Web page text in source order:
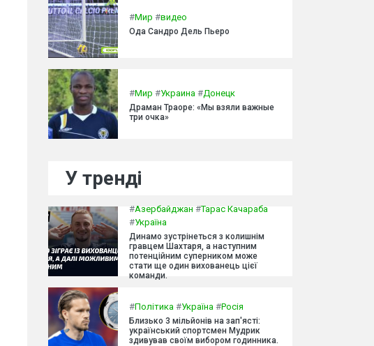
#Мир #видео
Ода Сандро Дель Пьеро
#Мир #Украина #Донецк
Драман Траоре: «Мы взяли важные
три очка»
У тренді
#Азербайджан #Тарас Качараба
#Україна
Динамо зустрінеться з колишнім
гравцем Шахтаря, а наступним
потенційним суперником може
стати ще один вихованець цієї
команди.
#Політика #Україна #Росія
Близько 3 мільйонів на зап'ясті:
український спортсмен Мудрик
здивував своїм вибором годинника.